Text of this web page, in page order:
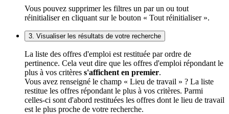
Vous pouvez supprimer les filtres un par un ou tout
réinitialiser en cliquant sur le bouton « Tout réinitialiser ».
3. Visualiser les résultats de votre recherche
La liste des offres d'emploi est restituée par ordre de
pertinence. Cela veut dire que les offres d'emploi répondant le
plus à vos critères s'affichent en premier.
Vous avez renseigné le champ « Lieu de travail » ? La liste
restitue les offres répondant le plus à vos critères. Parmi
celles-ci sont d'abord restituées les offres dont le lieu de travail
est le plus proche de votre recherche.